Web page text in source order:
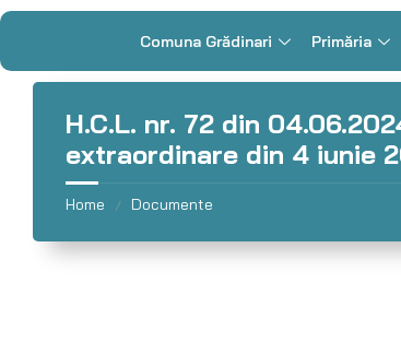
Comuna Grădinari Primăria
H.C.L. nr. 72 din
extraordinare din 4 iunie
Home / Documente